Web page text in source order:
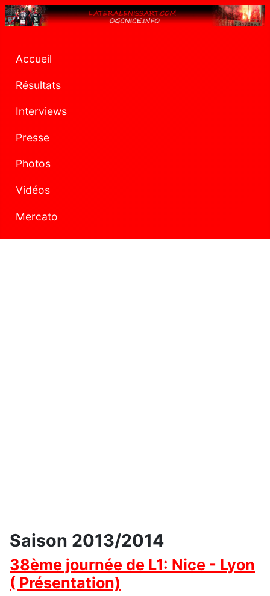
Accueil
Résultats
Interviews
Presse
Photos
Vidéos
Mercato
Saison 2013/2014
38ème journée de L1: Nice - Lyon
( Présentation)